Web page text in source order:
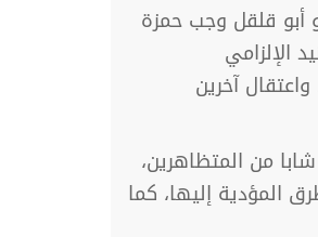
أبو قلقل وجب حمزة
الإلزامي
آخرين
بالمقابل قطع أهالي قرية الحية الطريق الدولي "M4" أمام تعزيزات"قسد" العسكرية، التي عاودت فتح الطريق واعتقال 16 شابا من المتظاهرين،
المؤدية إليها، كما